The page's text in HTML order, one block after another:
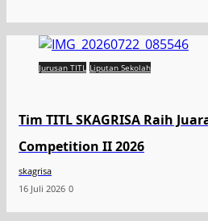
Jurusan TITL Liputan Sekolah
Tim TITL SKAGRISA Raih
Competition II 2026
skagrisa
16 Juli 2026 0